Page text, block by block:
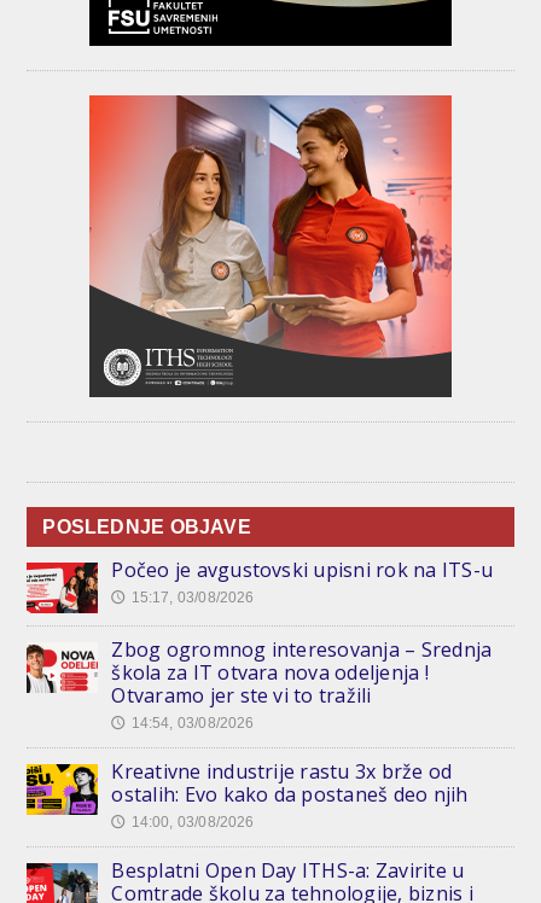
POSLEDNJE OBJAVE
Počeo je avgustovski upisni rok na ITS-u
🕔 15:17, 03/08/2026
Zbog ogromnog interesovanja – Srednja
škola za IT otvara nova odeljenja !
Otvaramo jer ste vi to tražili
🕔 14:54, 03/08/2026
Kreativne industrije rastu 3x brže od
ostalih: Evo kako da postaneš deo njih
🕔 14:00, 03/08/2026
Besplatni Open Day ITHS-a: Zavirite u
Comtrade školu za tehnologije, biznis i